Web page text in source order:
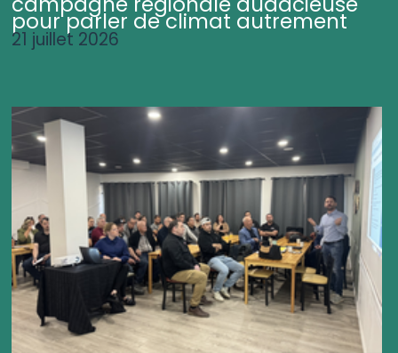
pour parler de climat autrement
21 juillet 2026